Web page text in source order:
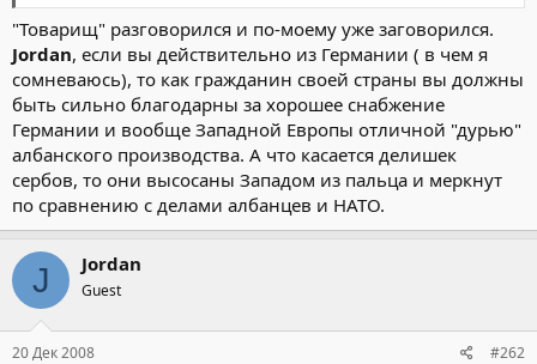
"Товарищ" разговорился и по-моему уже заговорился.
Jordan, если вы действительно из Германии ( в чем я
сомневаюсь), то как гражданин своей страны вы должны
быть сильно благодарны за хорошее снабжение
Германии и вообще Западной Европы отличной "дурью"
албанского производства. А что касается делишек
сербов, то они высосаны Западом из пальца и меркнут
по сравнению с делами албанцев и НАТО.
J Jordan
Guest
20 Дек 2008 #262